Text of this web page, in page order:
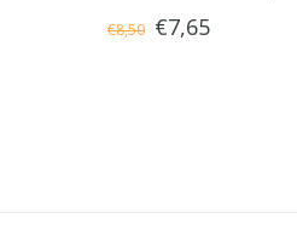
€8,50 €7,65